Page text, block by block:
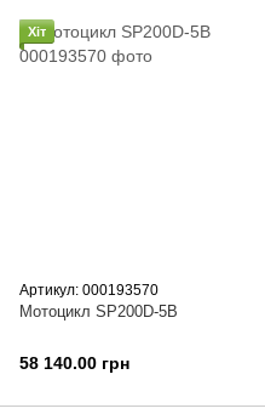
Хіт
Артикул: 000193570
Мотоцикл SP200D-5B
58 140.00 грн